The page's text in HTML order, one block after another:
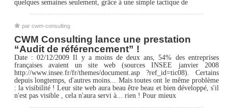
quelques semaines seulement, grâce à une simple tactique de
par cwm-consulting
CWM Consulting lance une prestation
“Audit de référencement” !
Date : 02/12/2009 Il y a moins de deux ans, 54% des entreprises
françaises avaient un site web (sources INSEE janvier 2008
http://www.insee.fr/fr/themes/document.asp ?ref_id=tic08). Certains
depuis longtemps, d'autres moins... Mais toutes ont le même problème
: la visibilité ! Leur site web aura beau être beau et bien développé, s'il
n'est pas visible , cela n'aura servi à... rien ! Pour mieux